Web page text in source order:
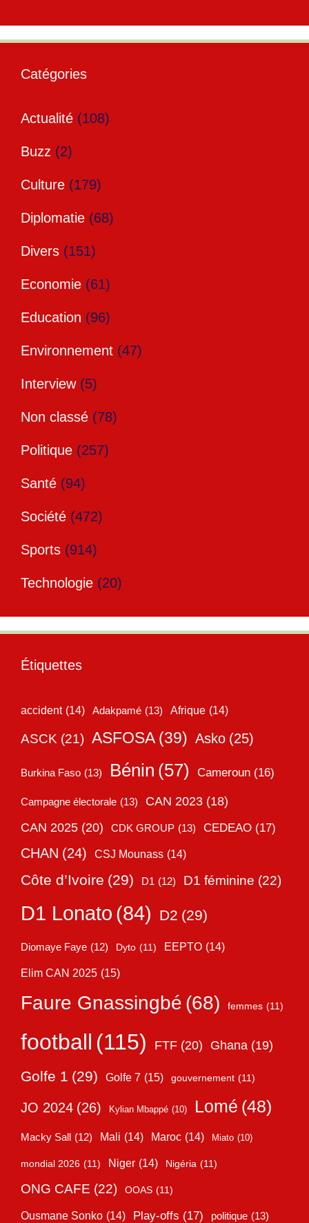
Catégories
Actualité (108)
Buzz (2)
Culture (179)
Diplomatie (68)
Divers (151)
Economie (61)
Education (96)
Environnement (47)
Interview(5)
Non classé (78)
Politique (257)
Santé (94)
Société (472)
Sports (914)
Technologie (20)
Étiquettes
accident (14) Adakpamé (13) Afrique (14)
ASCK (21) ASFOSA (39) Asko (25)
Burkina Faso (13) Bénin (57) Cameroun (16)
Campagne électorale (13) CAN 2023 (18)
CAN 2025 (20) CDK GROUP (13) CEDEAO (17)
CHAN (24) CSJ Mounass (14)
Côte d’Ivoire (29) D1 (12) D1 féminine (22)
D1 Lonato (84) D2 (29)
Diomaye Faye (12) Dyto (11) EEPTO (14)
Elim CAN 2025 (15)
Faure Gnassingbé (68) femmes (11)
football (115) FTF (20) Ghana (19)
Golfe 1 (29) Golfe 7 (15) gouvernement (11)
JO 2024 (26) Kylian Mbappé (10) Lomé (48)
Macky Sall (12) Mali (14) Maroc (14) Miato (10)
mondial 2026 (11) Niger (14) Nigéria (11)
ONG CAFE (22) OOAS (11)
Ousmane Sonko (14) Play-offs (17) politique (13)